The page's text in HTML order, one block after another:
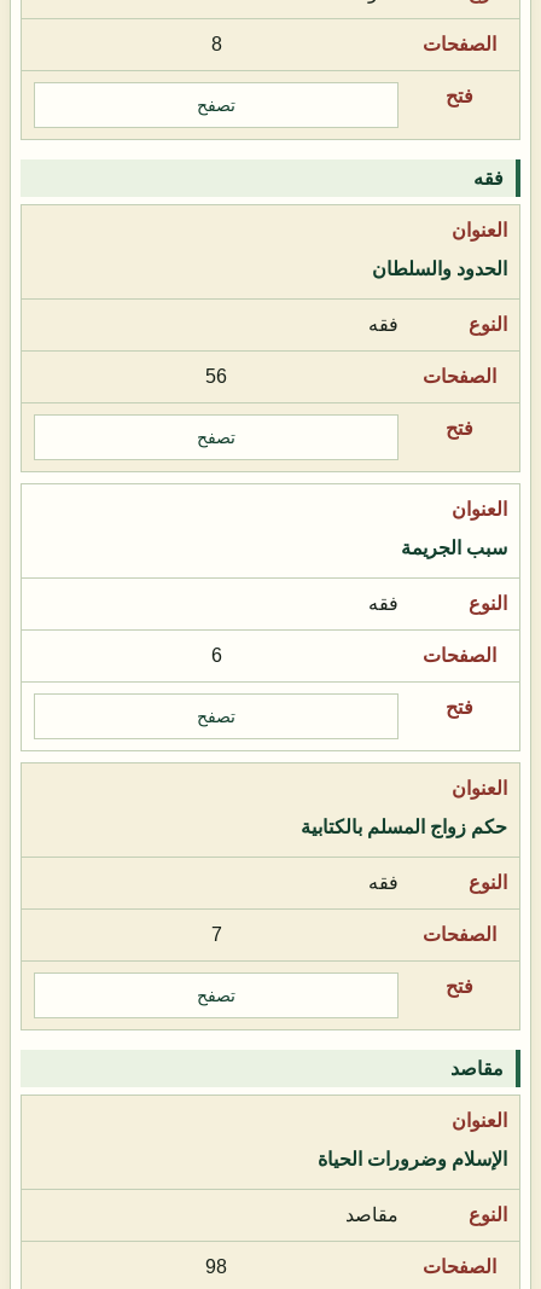
8
تصفح
فقه
الحدود والسلطان
فقه
56
تصفح
سبب الجريمة
فقه
6
تصفح
حكم زواج المسلم بالكتابية
فقه
7
تصفح
مقاصد
الإسلام وضرورات الحياة
مقاصد
98